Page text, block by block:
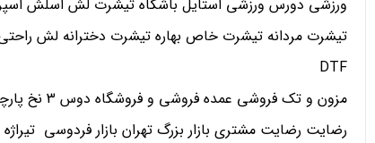
ورزشی دورس ورزشی استایل باشگاه تیشرت لش اسلش
تیشرت مردانه تیشرت خاص بهاره تیشرت دخترانه لش
DTF
مزون و تک فروشی عمده فروشی و فروشگاه دوس 3 نخ پارچه حریر کریپ ساتن اعتماد
رضایت رضایت مشتری بازار بزرگ تهران بازار فردوسی